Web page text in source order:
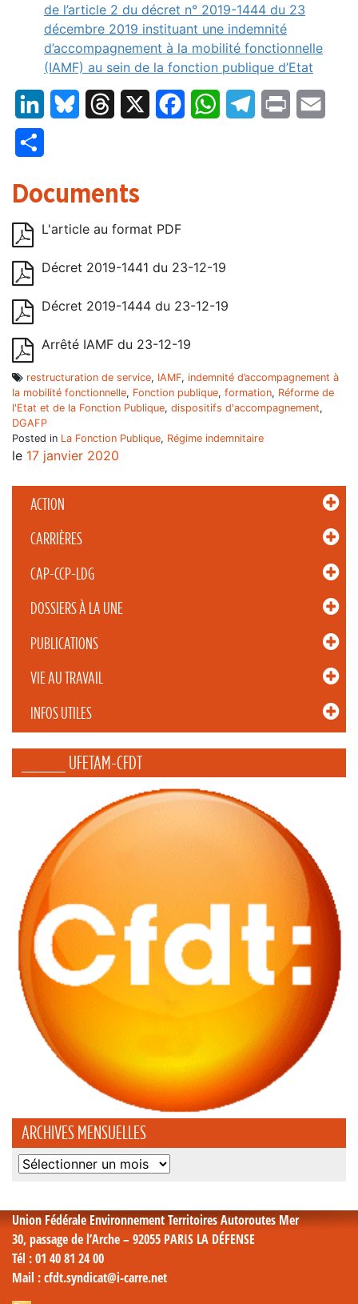
ACTION
CARRIÈRES
CAP-CCP-LDG
DOSSIERS À LA UNE
PUBLICATIONS
VIE AU TRAVAIL
INFOS UTILES
_____ UFETAM-CFDT
ARCHIVES MENSUELLES
Archives
de l’article 2 du décret n° 2019-1444 du 23
décembre 2019 instituant une indemnité
d’accompagnement à la mobilité fonctionnelle
(IAMF) au sein de la fonction publique d’Etat
LinkedInBluesky Threads FacebookWhatsAppTelegram
Print
Documents
L'article au format PDF
Décret 2019-1441 du 23-12-19
Décret 2019-1444 du 23-12-19
Arrêté IAMF du 23-12-19
restructuration de service, IAMF, indemnité d’accompagnement à
la mobilité fonctionnelle, Fonction publique, formation, Réforme de
l'Etat et de la Fonction Publique, dispositifs d'accompagnement,
DGAFP
Posted in La Fonction Publique, Régime indemnitaire
le 17 janvier 2020
Union Fédérale Environnement Territoires Autoroutes Mer
30, passage de l’Arche – 92055 PARIS LA DÉFENSE
Tél : 01 40 81 24 00
Mail : cfdt.syndicat@i-carre.net